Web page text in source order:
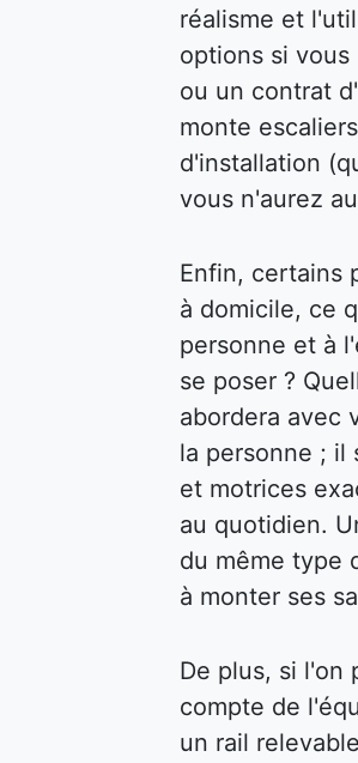
réalisme et
options si
ou un contrat
monte
d'installation
vous n'aurez
Enfin, certains
à domicile, ce
personne et à
se poser ?
abordera avec
la personne ; il
et motrices
au quotidien.
du même type
à monter ses
De plus, si l'on
compte de
un rail